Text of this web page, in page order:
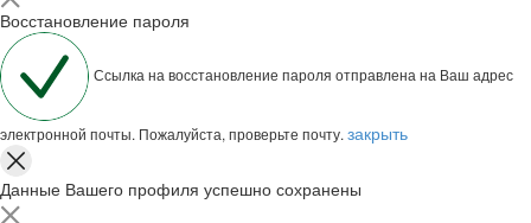
Восстановление пароля
Ссылка на восстановление пароля отправлена на Ваш адрес
электронной почты. Пожалуйста, проверьте почту. закрыть
Данные Вашего профиля успешно сохранены